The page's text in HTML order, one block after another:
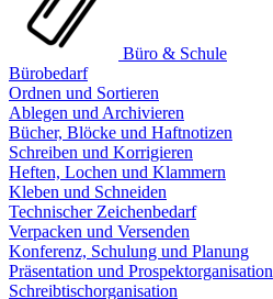
Büro & Schule
Bürobedarf
Ordnen und Sortieren
Ablegen und Archivieren
Bücher, Blöcke und Haftnotizen
Schreiben und Korrigieren
Heften, Lochen und Klammern
Kleben und Schneiden
Technischer Zeichenbedarf
Verpacken und Versenden
Konferenz, Schulung und Planung
Präsentation und Prospektorganisation
Schreibtischorganisation